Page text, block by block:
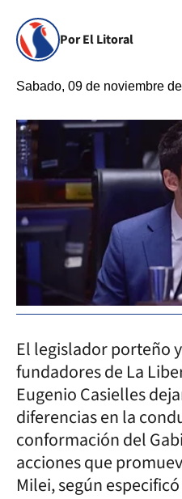
Por El Litoral
Sabado, 09 de noviembre
El legislador porteño
fundadores de La
Eugenio Casielles
diferencias en la
conformación del
acciones que
Milei, según